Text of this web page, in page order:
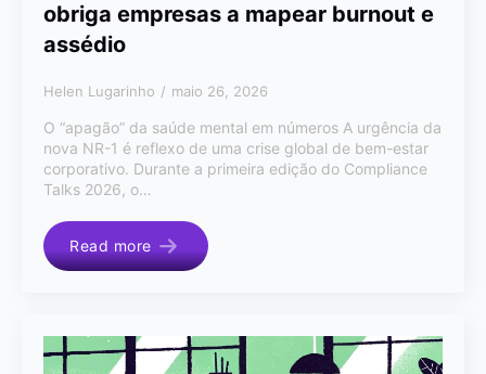
obriga empresas a mapear burnout e
assédio
Helen Lugarinho maio 26, 2026
O “apagão” da saúde mental em números A urgência da
nova NR-1 é reflexo de uma crise global de bem-estar
corporativo. Durante a primeira edição do Compliance
Talks 2026, o…
Read more